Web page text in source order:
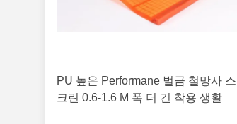
PU 높은 Performane 벌금 철망사 스
크린 0.6-1.6 M 폭 더 긴 착용 생활